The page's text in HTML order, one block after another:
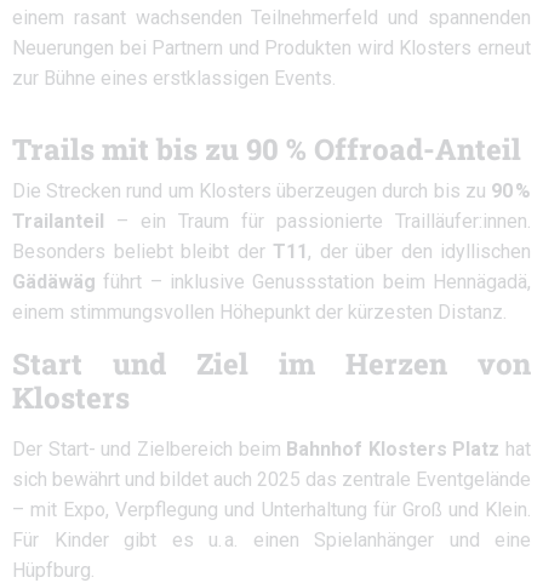
einem rasant wachsenden Teilnehmerfeld und spannenden
Neuerungen bei Partnern und Produkten wird Klosters erneut
zur Bühne eines erstklassigen Events.
Trails mit bis zu 90 % Offroad-Anteil
Die Strecken rund um Klosters überzeugen durch bis zu 90 %
Trailanteil – ein Traum für passionierte Trailläufer:innen.
Besonders beliebt bleibt der T11 , der über den idyllischen
Gädäwäg führt – inklusive Genussstation beim Hennägadä,
einem stimmungsvollen Höhepunkt der kürzesten Distanz.
Start und Ziel im Herzen von
Klosters
Der Start- und Zielbereich beim Bahnhof Klosters Platz hat
sich bewährt und bildet auch 2025 das zentrale Eventgelände
– mit Expo, Verpflegung und Unterhaltung für Groß und Klein.
Für Kinder gibt es u. a. einen Spielanhänger und eine
Hüpfburg.